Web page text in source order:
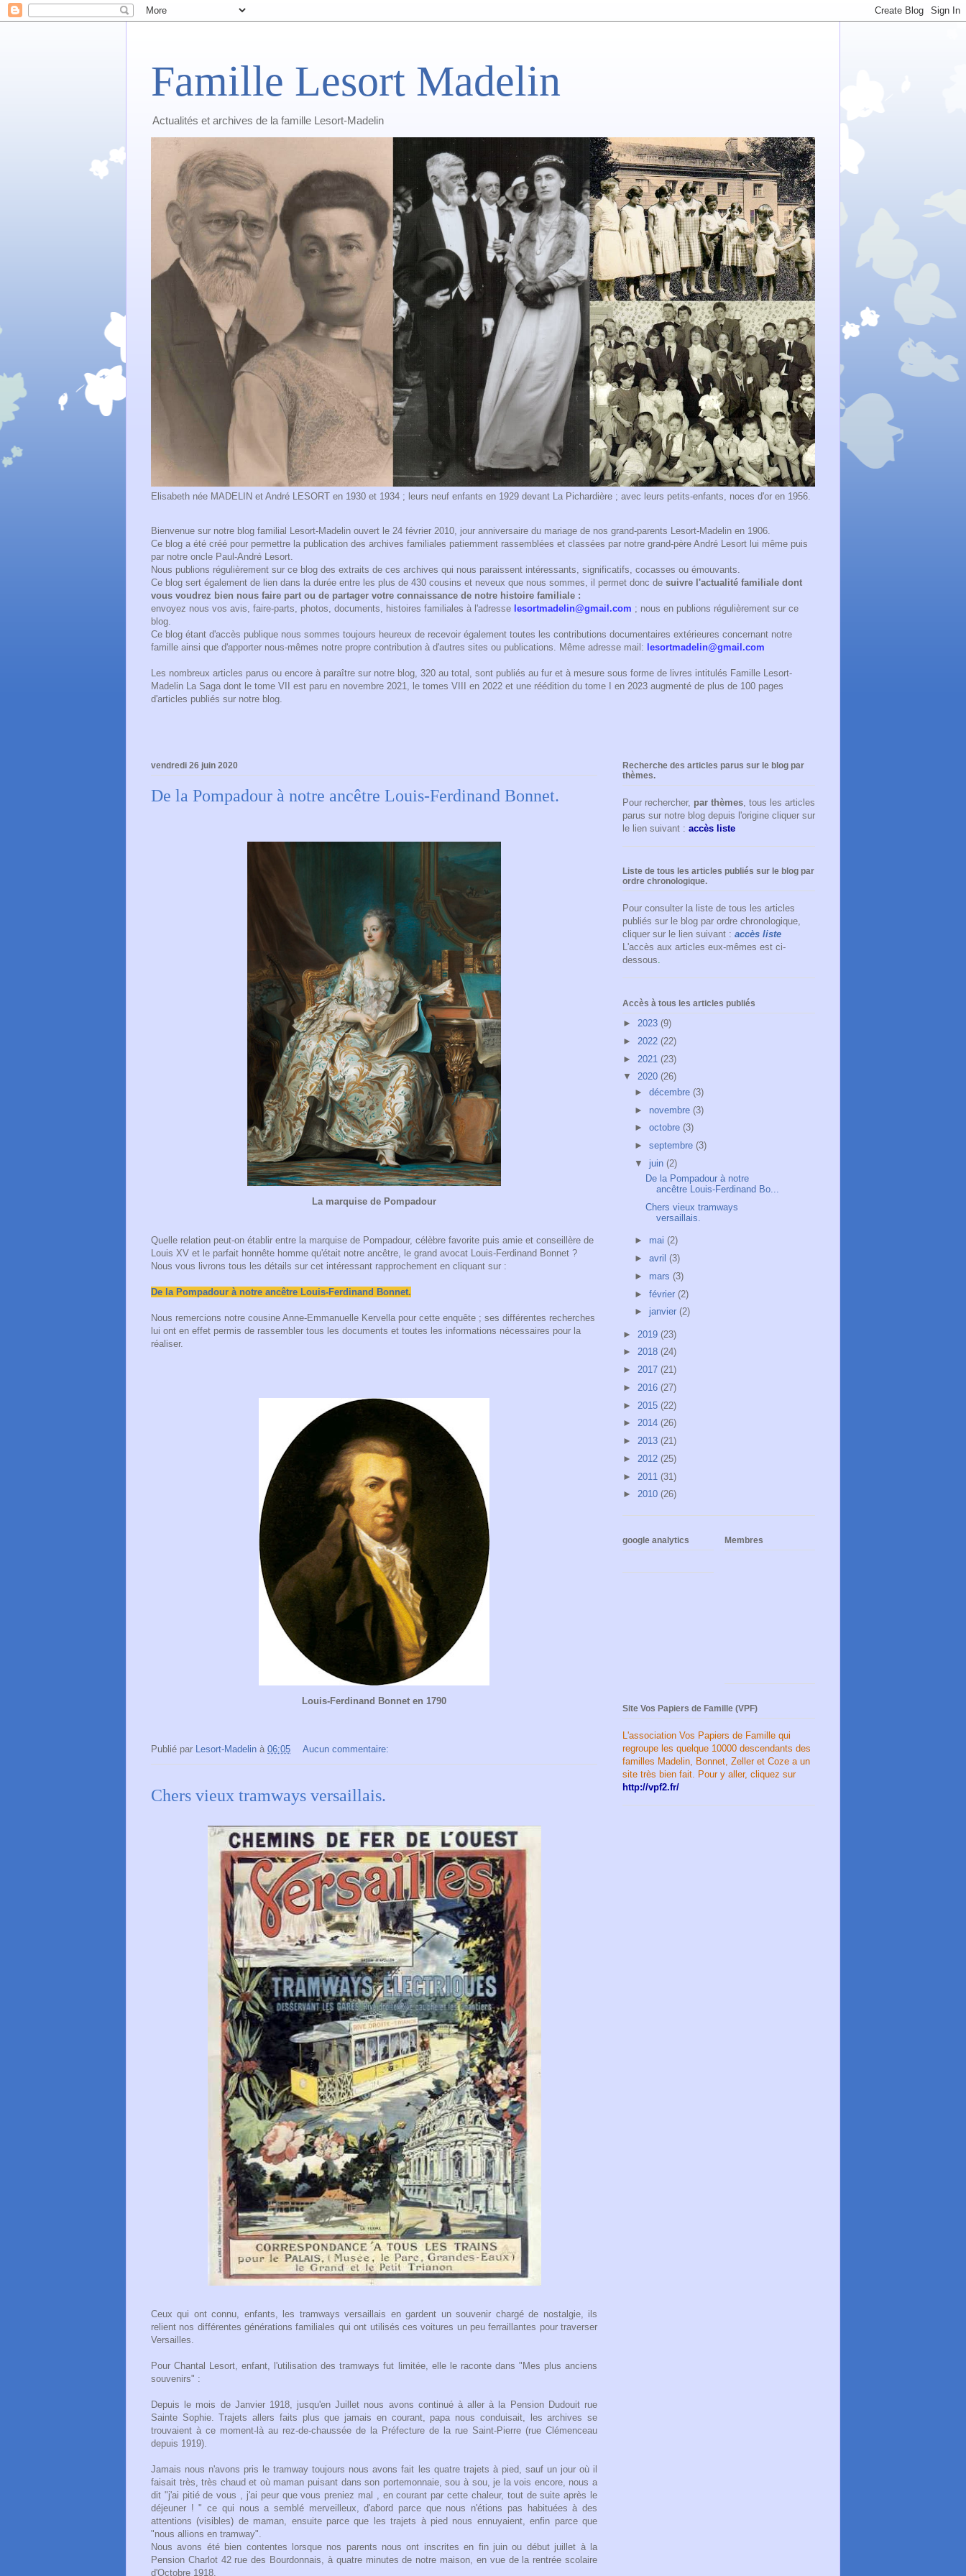
Famille Lesort Madelin
Actualités et archives de la famille Lesort-Madelin
Elisabeth née MADELIN et André LESORT en 1930 et 1934 ; leurs neuf enfants en 1929 devant La Pichardière ; avec leurs petits-enfants, noces d'or en 1956.
Bienvenue sur notre blog familial Lesort-Madelin ouvert le 24 février 2010, jour anniversaire du mariage de nos grand-parents Lesort-Madelin en 1906.
Ce blog a été créé pour permettre la publication des archives familiales patiemment rassemblées et classées par notre grand-père André Lesort lui même puis
par notre oncle Paul-André Lesort.
Nous publions régulièrement sur ce blog des extraits de ces archives qui nous paraissent intéressants, significatifs, cocasses ou émouvants.
Ce blog sert également de lien dans la durée entre les plus de 430 cousins et neveux que nous sommes, il permet donc de suivre l'actualité familiale dont
vous voudrez bien nous faire part ou de partager votre connaissance de notre histoire familiale :
envoyez nous vos avis, faire-parts, photos, documents, histoires familiales à l'adresse lesortmadelin@gmail.com ; nous en publions régulièrement sur ce
blog.
Ce blog étant d'accès publique nous sommes toujours heureux de recevoir également toutes les contributions documentaires extérieures concernant notre
famille ainsi que d'apporter nous-mêmes notre propre contribution à d'autres sites ou publications. Même adresse mail: lesortmadelin@gmail.com
Les nombreux articles parus ou encore à paraître sur notre blog, 320 au total, sont publiés au fur et à mesure sous forme de livres intitulés Famille Lesort-
Madelin La Saga dont le tome VII est paru en novembre 2021, le tomes VIII en 2022 et une réédition du tome I en 2023 augmenté de plus de 100 pages
d'articles publiés sur notre blog.
vendredi 26 juin 2020
De la Pompadour à notre ancêtre Louis-Ferdinand Bonnet.
La marquise de Pompadour
Quelle relation peut-on établir entre la marquise de Pompadour, célèbre favorite puis amie et conseillère de
Louis XV et le parfait honnête homme qu'était notre ancêtre, le grand avocat Louis-Ferdinand Bonnet ?
Nous vous livrons tous les détails sur cet intéressant rapprochement en cliquant sur :
De la Pompadour à notre ancêtre Louis-Ferdinand Bonnet.
Nous remercions notre cousine Anne-Emmanuelle Kervella pour cette enquête ; ses différentes recherches
lui ont en effet permis de rassembler tous les documents et toutes les informations nécessaires pour la
réaliser.
Louis-Ferdinand Bonnet en 1790
Publié par Lesort-Madelin à 06:05 Aucun commentaire:
Chers vieux tramways versaillais.
Ceux qui ont connu, enfants, les tramways versaillais en gardent un souvenir chargé de nostalgie, ils
relient nos différentes générations familiales qui ont utilisés ces voitures un peu ferraillantes pour traverser
Versailles.
Pour Chantal Lesort, enfant, l'utilisation des tramways fut limitée, elle le raconte dans "Mes plus anciens
souvenirs" :
Depuis le mois de Janvier 1918, jusqu'en Juillet nous avons continué à aller à la Pension Dudouit rue
Sainte Sophie. Trajets allers faits plus que jamais en courant, papa nous conduisait, les archives se
trouvaient à ce moment-là au rez-de-chaussée de la Préfecture de la rue Saint-Pierre (rue Clémenceau
depuis 1919).
Jamais nous n'avons pris le tramway toujours nous avons fait les quatre trajets à pied, sauf un jour où il
faisait très, très chaud et où maman puisant dans son portemonnaie, sou à sou, je la vois encore, nous a
dit "j'ai pitié de vous , j'ai peur que vous preniez mal , en courant par cette chaleur, tout de suite après le
déjeuner ! " ce qui nous a semblé merveilleux, d'abord parce que nous n'étions pas habituées à des
attentions (visibles) de maman, ensuite parce que les trajets à pied nous ennuyaient, enfin parce que
"nous allions en tramway".
Nous avons été bien contentes lorsque nos parents nous ont inscrites en fin juin ou début juillet à la
Pension Charlot 42 rue des Bourdonnais, à quatre minutes de notre maison, en vue de la rentrée scolaire
d'Octobre 1918.
Recherche des articles parus sur le blog par
thèmes.
Pour rechercher, par thèmes, tous les articles
parus sur notre blog depuis l'origine cliquer sur
le lien suivant : accès liste
Liste de tous les articles publiés sur le blog par
ordre chronologique.
Pour consulter la liste de tous les articles
publiés sur le blog par ordre chronologique,
cliquer sur le lien suivant : accès liste
L'accès aux articles eux-mêmes est ci-
dessous.
Accès à tous les articles publiés
► 2023 (9)
► 2022 (22)
► 2021 (23)
▼ 2020 (26)
► décembre (3)
► novembre (3)
► octobre (3)
► septembre (3)
▼ juin (2)
De la Pompadour à notre
ancêtre Louis-Ferdinand Bo...
Chers vieux tramways
versaillais.
► mai (2)
► avril (3)
► mars (3)
► février (2)
► janvier (2)
► 2019 (23)
► 2018 (24)
► 2017 (21)
► 2016 (27)
► 2015 (22)
► 2014 (26)
► 2013 (21)
► 2012 (25)
► 2011 (31)
► 2010 (26)
google analytics Membres
Site Vos Papiers de Famille (VPF)
L'association Vos Papiers de Famille qui
regroupe les quelque 10000 descendants des
familles Madelin, Bonnet, Zeller et Coze a un
site très bien fait. Pour y aller, cliquez sur
http://vpf2.fr/